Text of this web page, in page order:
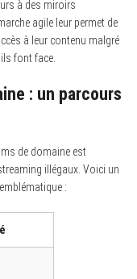
à des miroirs
agile leur permet de
à leur contenu malgré
font face.
: un parcours
de domaine est
illégaux. Voici un
: